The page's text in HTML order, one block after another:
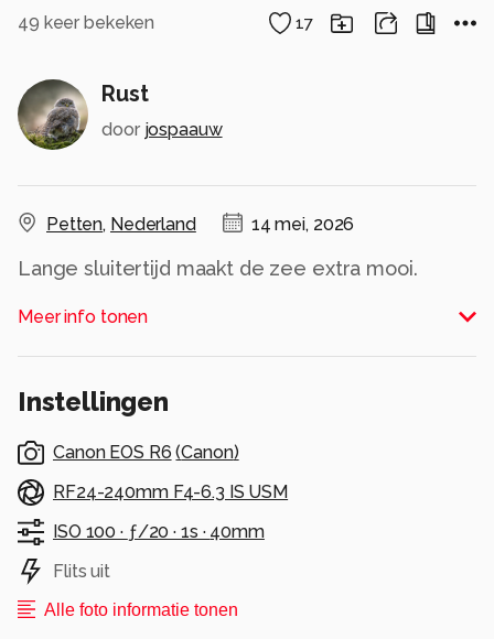
49 keer bekeken 17
Rust
door jospaauw
Petten, Nederland 14 mei, 2026
Lange sluitertijd maakt de zee extra mooi.
Alle rechten voorbehouden
Meer info tonen
Instellingen
Canon EOS R6 (Canon)
RF24-240mm F4-6.3 IS USM
ISO 100 · ƒ/20 · 1s · 40mm
Flits uit
Alle foto informatie tonen